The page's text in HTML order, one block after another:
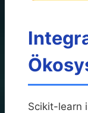
Scikit-learn